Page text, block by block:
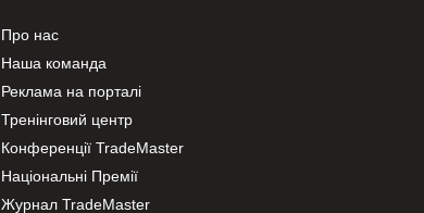
Про нас
Наша команда
Реклама на порталі
Тренінговий центр
Конференції TradeMaster
Національні Премії
Журнал TradeMaster